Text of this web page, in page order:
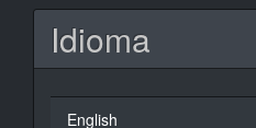
Idioma
English